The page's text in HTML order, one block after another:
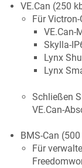
VE.Can (250
Für
VE.Can-
Skylla-
Lynx
Lynx
Schließen
VE.Can-
BMS-Can
Für